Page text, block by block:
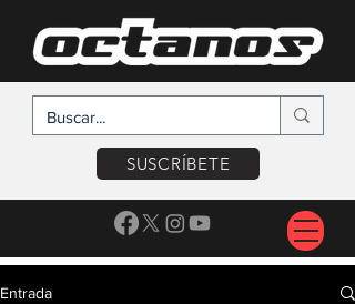
SUSCRÍBETE
Entrada